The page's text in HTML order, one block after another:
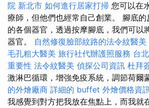
院 新北市 如何進行居家打掃 您可以在
療師，但他們也經常自己創業。 腳底
的各個器官，透過按摩腳底，我們可以
器官。 自然修復臉部紋路的法令紋醫美
毛孔粗大醫美 旅行社代辦護照服務 台
重要性 法令紋醫美 偵探公司資訊 杜拜
激淋巴循環，增強免疫系統，調節荷爾
的外燴廠商 詳細的 buffet 外燴價格資
我感覺到對方把我放在焦點上，而我就